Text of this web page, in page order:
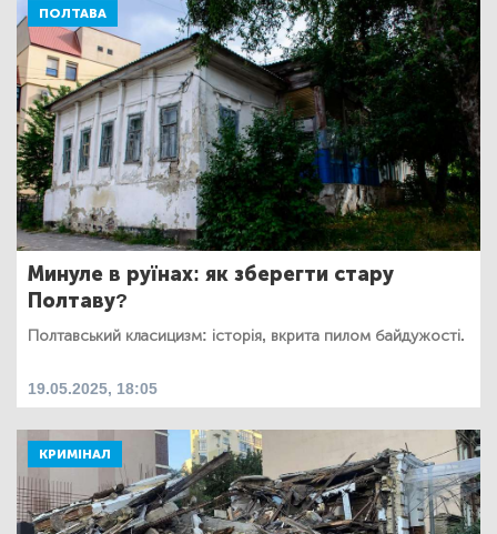
ПОЛТАВА
Минуле в руїнах: як зберегти стару
Полтаву?
Полтавський класицизм: історія, вкрита пилом байдужості.
19.05.2025, 18:05
КРИМІНАЛ